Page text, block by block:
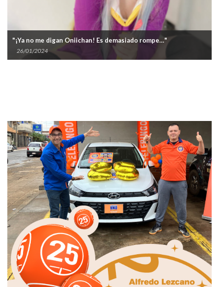
"¡Ya no me digan Oniichan! Es demasiado rompe…"
26/01/2024